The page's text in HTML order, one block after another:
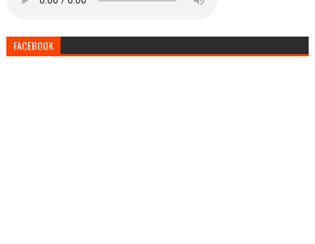
FACEBOOK